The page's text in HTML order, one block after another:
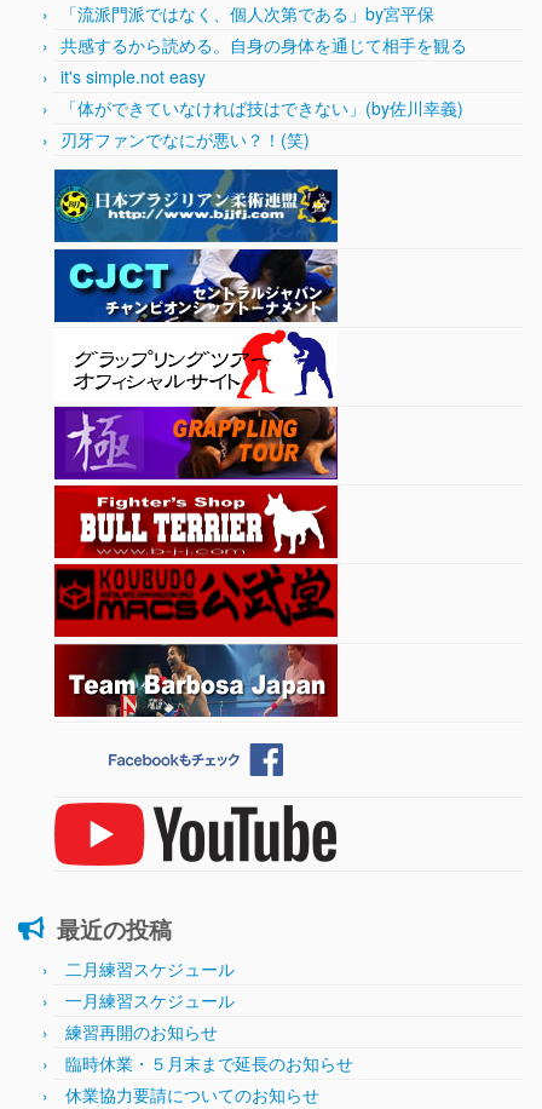
「流派門派ではなく、個人次第である」by宮平保
共感するから読める。自身の身体を通じて相手を観る
it's simple.not easy
「体ができていなければ技はできない」(by佐川幸義)
刃牙ファンでなにが悪い？！(笑)
最近の投稿
二月練習スケジュール
一月練習スケジュール
練習再開のお知らせ
臨時休業・５月末まで延長のお知らせ
休業協力要請についてのお知らせ